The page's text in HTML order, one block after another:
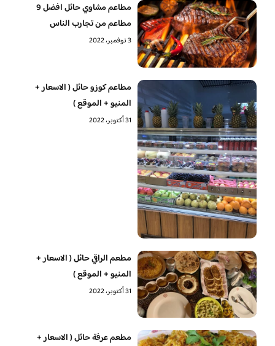
مطاعم مشاوي حائل افضل 9
مطاعم من تجارب الناس
3 نوفمبر، 2022
مطاعم كوزو حائل ( الاسعار +
المنيو + الموقع )
31 أكتوبر، 2022
مطعم الراقي حائل ( الاسعار +
المنيو + الموقع )
31 أكتوبر، 2022
مطعم عرفة حائل ( الاسعار +